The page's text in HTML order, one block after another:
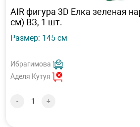
AIR фигура 3D Елка зеленая
см) ВЗ, 1 шт.
Размер: 145 см
Ибрагимова
Аделя Кутуя
- +